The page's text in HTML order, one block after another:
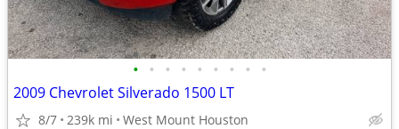
• • • • • • • • •
2009 Chevrolet Silverado 1500 LT
8/7 239k mi West Mount Houston